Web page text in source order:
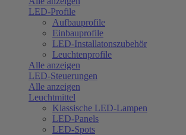
LED-Profile
Aufbauprofile
Einbauprofile
LED-Installatonszubehör
Leuchtenprofile
Alle anzeigen
LED-Steuerungen
Alle anzeigen
Leuchtmittel
Klassische LED-Lampen
LED-Panels
LED-Spots